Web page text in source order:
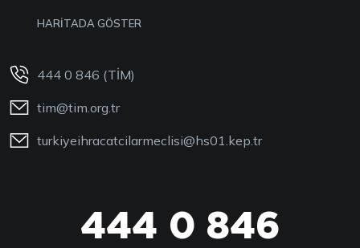
HARİTADA GÖSTER
444 0 846 (TİM)
tim@tim.org.tr
turkiyeihracatcilarmeclisi@hs01.kep.tr
444 0 846